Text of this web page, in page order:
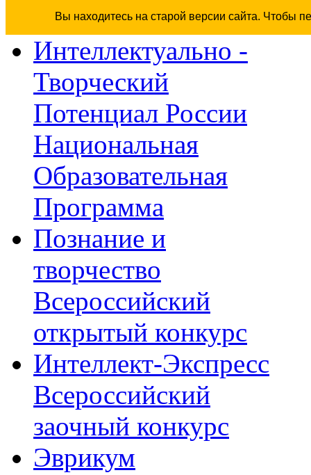
Вы находитесь на старой версии сайта. Чтобы
Интеллектуально -
Творческий
Потенциал России
Национальная
Образовательная
Программа
Познание и
творчество
Всероссийский
открытый конкурс
Интеллект-Экспресс
Всероссийский
заочный конкурс
Эврикум